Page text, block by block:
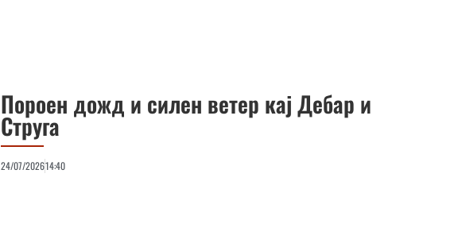
Пороен дожд и силен ветер кај Дебар и
Струга
24/07/202614:40